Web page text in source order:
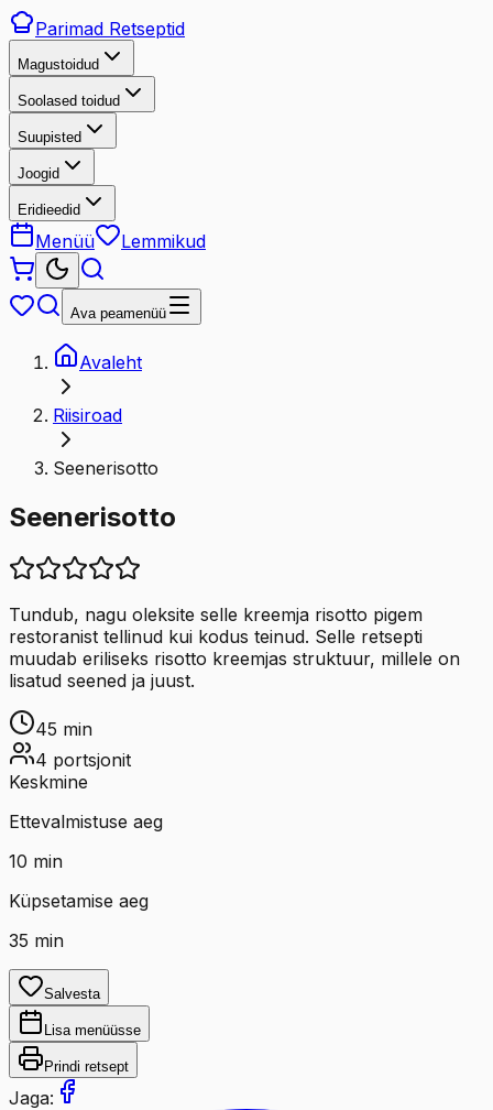
Parimad Retseptid
Magustoidud
Soolased toidud
Suupisted
Joogid
Eridieedid
Menüü Lemmikud
Ava peamenüü
Avaleht
Riisiroad
Seenerisotto
Seenerisotto
Tundub, nagu oleksite selle kreemja risotto pigem
restoranist tellinud kui kodus teinud. Selle retsepti
muudab eriliseks risotto kreemjas struktuur, millele on
lisatud seened ja juust.
45 min
4 portsjonit
Keskmine
Ettevalmistuse aeg
10 min
Küpsetamise aeg
35 min
Salvesta
Lisa menüüsse
Prindi retsept
Jaga: